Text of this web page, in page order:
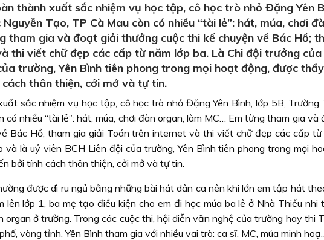
thành xuất sắc nhiệm vụ học tập, cô học trò nhỏ Đặng Yên
Tạo, TP Cà Mau còn có nhiều “tài lẻ”: hát, múa, chơi
tham gia và đoạt giải thưởng cuộc thi kể chuyện về Bác Hồ;
thi viết chữ đẹp các cấp từ năm lớp ba. Là Chi đội trưởng
trường, Yên Bình tiên phong trong mọi hoạt động, được
thân thiện, cởi mở và tự tin.
sắc nhiệm vụ học tập, cô học trò nhỏ Đặng Yên Bình, lớp 5B, Trường
có nhiều “tài lẻ”: hát, múa, chơi đàn organ, làm MC… Em từng tham gia và
Bác Hồ; tham gia giải Toán trên internet và thi viết chữ đẹp các cấp từ
và là uỷ viên BCH Liên đội của trường, Yên Bình tiên phong trong mọi
bởi tính cách thân thiện, cởi mở và tự tin.
được dì ru ngủ bằng những bài hát dân ca nên khi lớn em tập hát
lên lớp 1, ba mẹ tạo điều kiện cho em đi học múa ba lê ở Nhà Thiếu nhi
organ ở trường. Trong các cuộc thi, hội diễn văn nghệ của trường hay thi
vòng tỉnh, Yên Bình tham gia với nhiều vai trò: ca sĩ, MC, múa minh